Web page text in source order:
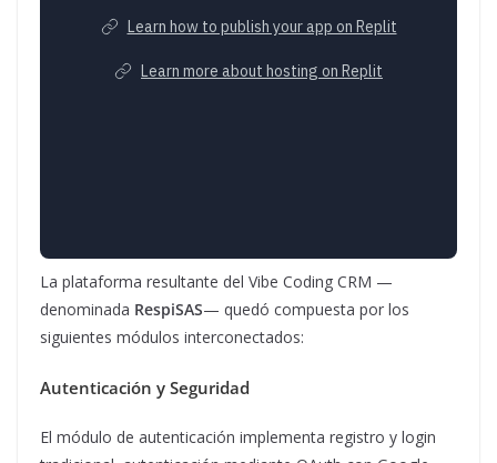
La plataforma resultante del Vibe Coding CRM —
denominada RespiSAS— quedó compuesta por los
siguientes módulos interconectados:
Autenticación y Seguridad
El módulo de autenticación implementa registro y login